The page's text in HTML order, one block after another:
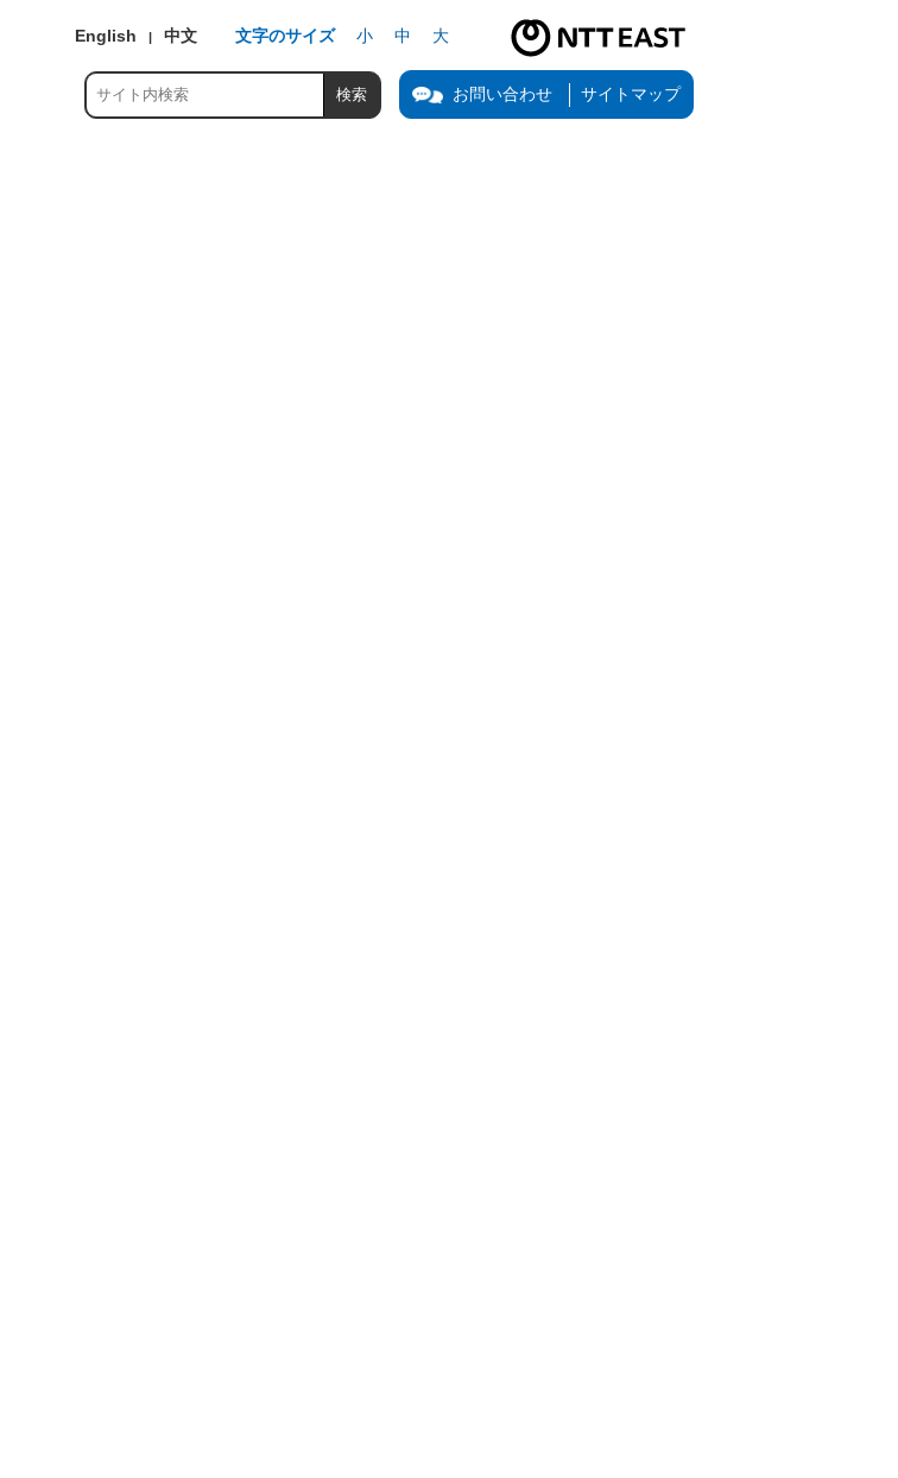
English 中文 文字のサイズ 小 中 大
NTT東日本公式サイト（新しいタブで開きます）
お問い合わせ サイトマップ